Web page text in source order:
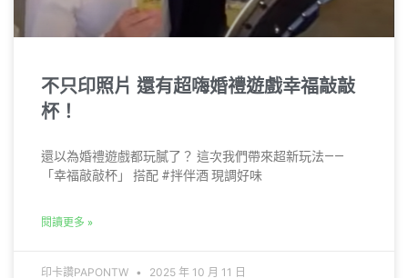
不只印照片 還有超嗨婚禮遊戲幸福敲敲
杯！
還以為婚禮遊戲都玩膩了？ 這次我們帶來超新玩法——
「幸福敲敲杯」 搭配 #拌伴酒 現調好味
閱讀更多 »
印卡讚PAPONTW 2025 年 10 月 11 日